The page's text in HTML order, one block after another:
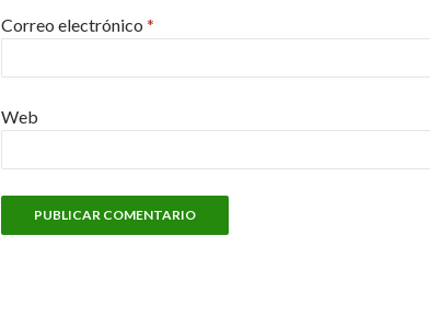
Correo electrónico *
Web